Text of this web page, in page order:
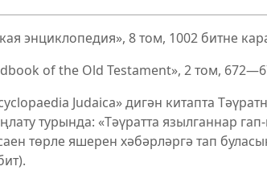
энциклопедия», 8 том, 1002 битне
of the Old Testament», 2 том,
Judaica» дигән китапта
турында: «Тәүратта язылганнар
төрле яшерен хәбәрләргә тап